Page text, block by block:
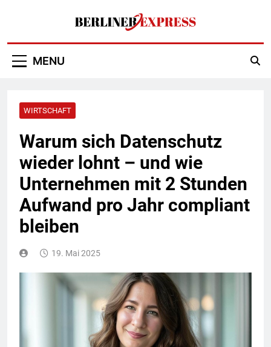
Berliner Express
MENU
WIRTSCHAFT
Warum sich Datenschutz
wieder lohnt – und wie
Unternehmen mit 2 Stunden
Aufwand pro Jahr compliant
bleiben
19. Mai 2025